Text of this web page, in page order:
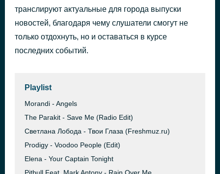
A World Without You
Bad Boys Blue
44 минуты назад
транслируют актуальные для города выпуски
новостей, благодаря чему слушатели смогут не
только отдохнуть, но и оставаться в курсе
последних событий.
Playlist
Morandi - Angels
The Parakit - Save Me (Radio Edit)
Светлана Лобода - Твои Глаза (Freshmuz.ru)
Prodigy - Voodoo People (Edit)
Elena - Your Captain Tonight